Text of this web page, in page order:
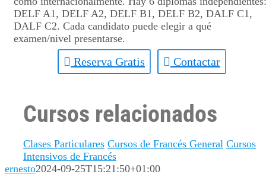
DELF A1, DELF A2, DELF B1, DELF B2, DALF C1,
DALF C2. Cada candidato puede elegir a qué
examen/nivel presentarse.
Reserva Gratis Contactar
Cursos relacionados
Clases Particulares Cursos de Francés General Cursos
Intensivos de Francés
ernesto2024-09-25T15:21:50+01:00